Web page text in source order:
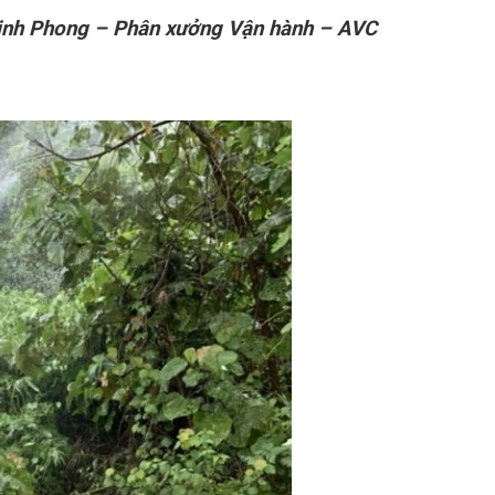
Phong – Phân xưởng Vận hành – AVC